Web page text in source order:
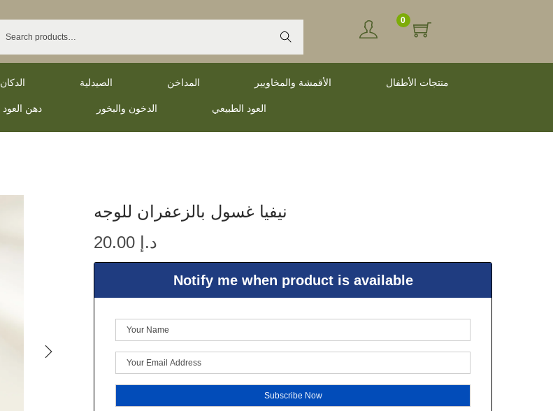
Search
0
الدكان الصيدلية المداخن الأقمشة والمخاويير منتجات الأطفال
دهن العود الدخون والبخور العود الطبيعي
نيفيا غسول بالزعفران للوجه
د.إ
Notify me when product is available